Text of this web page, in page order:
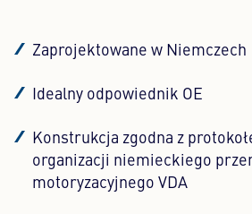
Zaprojektowane w Niemczech
Idealny odpowiednik OE
Konstrukcja zgodna z
organizacji niemieckiego
motoryzacyjnego VDA